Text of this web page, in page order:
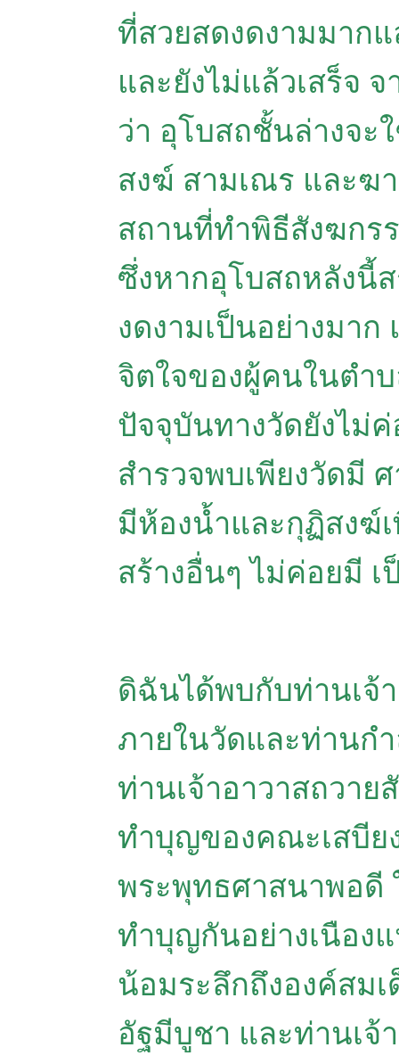
ที่สวยสดงดงามมาก
และยังไม่แล้วเสร็จ
ว่า อุโบสถชั้นล่างจะ
สงฆ์ สามเณร และฆ
สถานที่ทำพิธีสังฆกร
ซึ่งหากอุโบสถหลังนี้
งดงามเป็นอย่างมา
จิตใจของผู้คนในตำ
ปัจจุบันทางวัดยังไม่
สำรวจพบเพียงวัดมี
มีห้องน้ำและกุฏิสงฆ์
สร้างอื่นๆ ไม่ค่อยมี
ดิฉันได้พบกับท่านเจ้
ภายในวัดและท่านก
ท่านเจ้าอาวาสถวาย
ทำบุญของคณะเสบีย
พระพุทธศาสนาพอดี
ทำบุญกันอย่างเนือง
น้อมระลึกถึงองค์สม
อัฐมีบูชา และท่านเจ้